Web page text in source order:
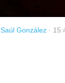
Saúl González ·